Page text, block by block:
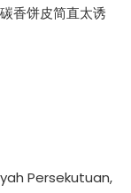
香饼皮简直太诱
Persekutuan,